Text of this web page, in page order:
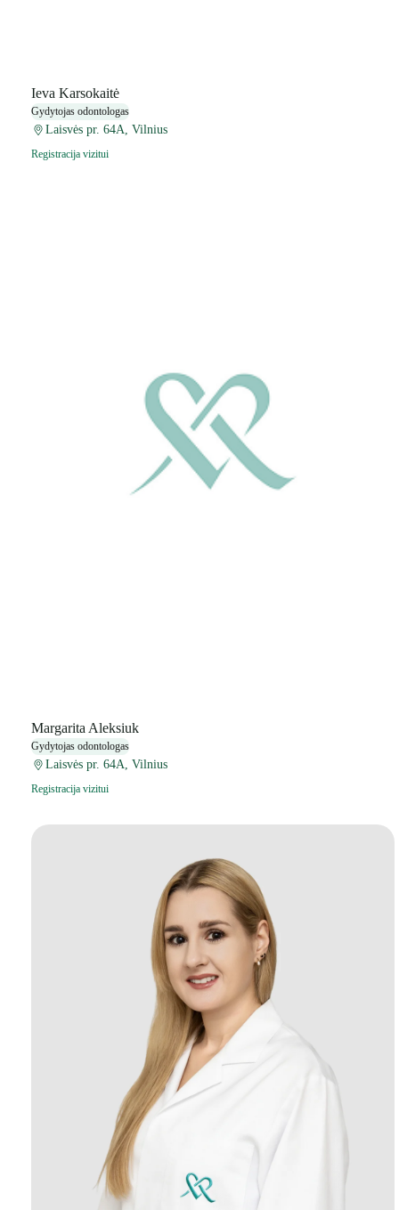
Ieva Karsokaitė
Gydytojas odontologas
Laisvės pr. 64A, Vilnius
Registracija vizitui
Margarita Aleksiuk
Gydytojas odontologas
Laisvės pr. 64A, Vilnius
Registracija vizitui